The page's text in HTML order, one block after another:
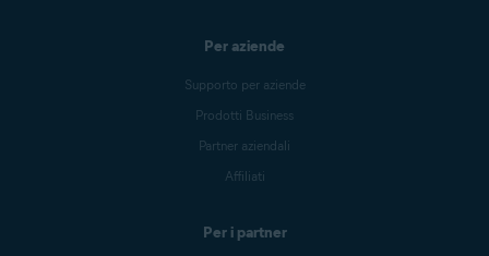
Per aziende
Supporto per aziende
Prodotti Business
Partner aziendali
Affiliati
Per i partner